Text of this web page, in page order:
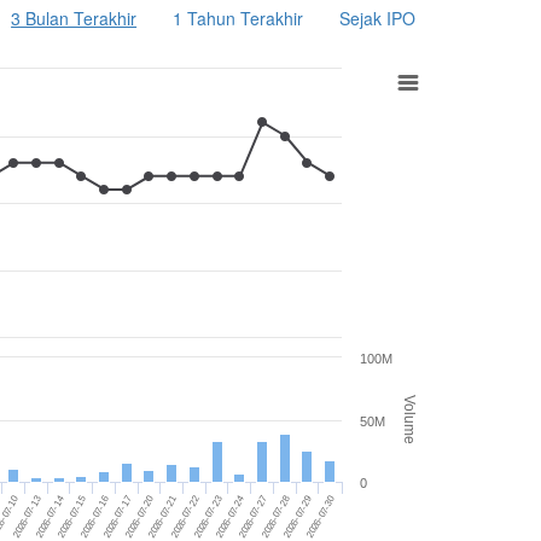
3 Bulan Terakhir 1 Tahun Terakhir Sejak IPO
Volume
10
2026-07-132026-07-142026-07-152026-07-162026-07-172026-07-202026-07-212026-07-222026-07-232026-07-242026-07-272026-07-282026-07-292026-07-30
0
50M
100M